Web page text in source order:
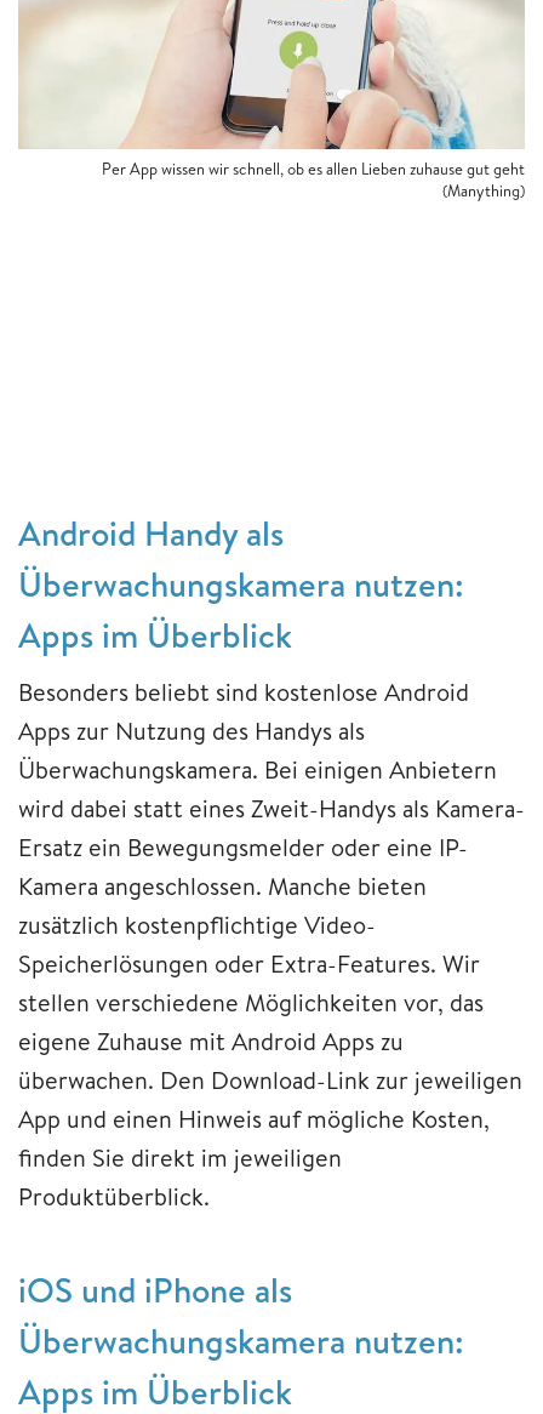
Per App wissen wir schnell, ob es allen Lieben zuhause gut geht
(Manything)
Android Handy als
Überwachungskamera nutzen:
Apps im Überblick
Besonders beliebt sind kostenlose Android
Apps zur Nutzung des Handys als
Überwachungskamera. Bei einigen Anbietern
wird dabei statt eines Zweit-Handys als Kamera-
Ersatz ein Bewegungsmelder oder eine IP-
Kamera angeschlossen. Manche bieten
zusätzlich kostenpflichtige Video-
Speicherlösungen oder Extra-Features. Wir
stellen verschiedene Möglichkeiten vor, das
eigene Zuhause mit Android Apps zu
überwachen. Den Download-Link zur jeweiligen
App und einen Hinweis auf mögliche Kosten,
finden Sie direkt im jeweiligen
Produktüberblick.
iOS und iPhone als
Überwachungskamera nutzen:
Apps im Überblick